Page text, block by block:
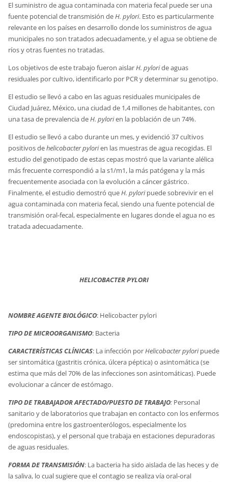
El suministro de agua contaminada con materia fecal puede ser una
fuente potencial de transmisión deH. pylori. Esto es particularmente
relevante en los países en desarrollo donde los suministros de agua
municipales no son tratados adecuadamente, y el agua se obtiene de
ríos y otras fuentes no tratadas.
Los objetivos de este trabajo fueron aislarH. pyloride aguas
residuales por cultivo, identificarlo por PCR y determinar su genotipo.
El estudio se llevó a cabo en las aguas residuales municipales de
Ciudad Juárez, México, una ciudad de 1,4 millones de habitantes, con
una tasa de prevalencia deH. pylorien la población de un 74%.
El estudio se llevó a cabo durante un mes, y evidenció 37 cultivos
positivos dehelicobacter pylorien las muestras de agua recogidas. El
estudio del genotipado de estas cepas mostró que la variante alélica
más frecuente correspondió a la s1/m1, la más patógena y la más
frecuentemente asociada con la evolución a cáncer gástrico.
Finalmente, el estudio demostró queH. pyloripuede sobrevivir en el
agua contaminada con materia fecal, siendo una fuente potencial de
transmisión oral-fecal, especialmente en lugares donde el agua no es
tratada adecuadamente.
HELICOBACTER PYLORI
NOMBRE AGENTE BIOLÓGICO: Helicobacter pylori
TIPO DE MICROORGANISMO: Bacteria
CARACTERÍSTICAS CLÍNICAS: La infección porHelicobacter pyloripuede
ser sintomática (gastritis crónica, úlcera péptica) o asintomática (se
estima que más del 70% de las infecciones son asintomáticas). Puede
evolucionar a cáncer de estómago.
TIPO DE TRABAJADOR AFECTADO/PUESTO DE TRABAJO: Personal
sanitario y de laboratorios que trabajan en contacto con los enfermos
(predomina entre los gastroenterólogos, especialmente los
endoscopistas), y el personal que trabaja en estaciones depuradoras
de aguas residuales.
FORMA DE TRANSMISIÓN: La bacteria ha sido aislada de las heces y de
la saliva, lo cual sugiere que el contagio se realiza vía oral-oral